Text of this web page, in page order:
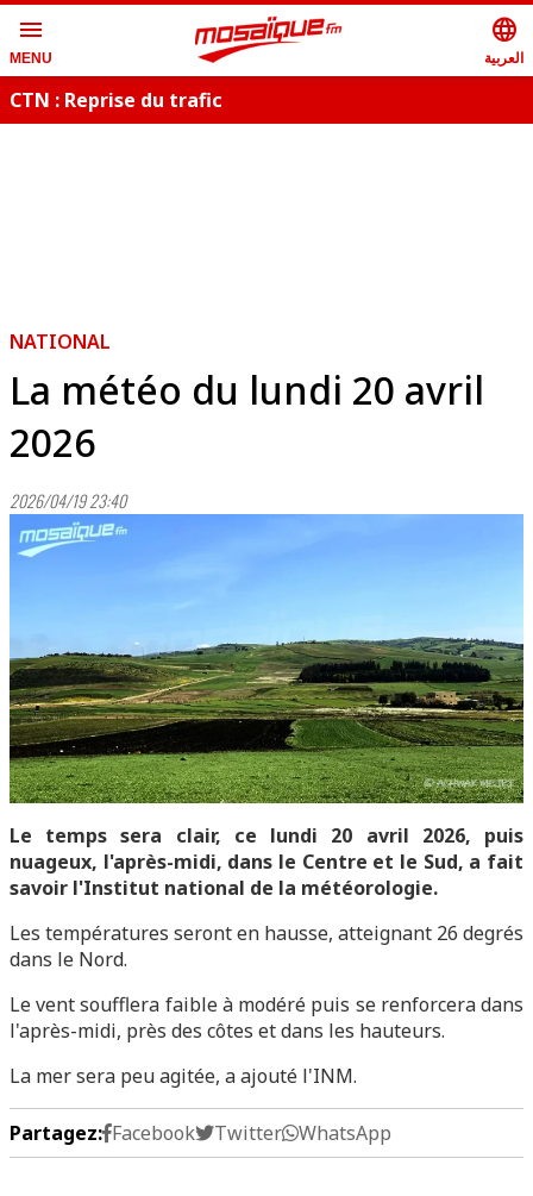
menu
MENU
language
العربية
CTN : Reprise du trafic
NATIONAL
La météo du lundi 20 avril
2026
2026/04/19 23:40
Le temps sera clair, ce lundi 20 avril 2026, puis
nuageux, l'après-midi, dans le Centre et le Sud, a fait
savoir l'Institut national de la météorologie.
Les températures seront en hausse, atteignant 26 degrés
dans le Nord.
Le vent soufflera faible à modéré puis se renforcera dans
l'après-midi, près des côtes et dans les hauteurs.
La mer sera peu agitée, a ajouté l'INM.
Partagez: Facebook Twitter WhatsApp